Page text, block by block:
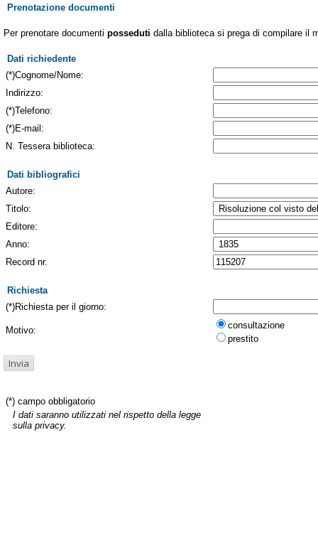
Prenotazione documenti
Per prenotare documenti posseduti dalla biblioteca si prega di compilare il
Dati richiedente
(*)Cognome/Nome:
Indirizzo:
(*)Telefono:
(*)E-mail:
N. Tessera biblioteca:
Dati bibliografici
Autore:
Titolo:
Editore:
Anno:
Record nr.
Richiesta
(*)Richiesta per il giorno:
Motivo:
consultazione
prestito
(*) campo obbligatorio
I dati saranno utilizzati nel rispetto della legge
sulla privacy.